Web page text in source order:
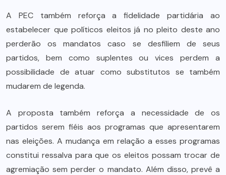
A PEC também reforça a fidelidade partidária ao
estabelecer que políticos eleitos já no pleito deste ano
perderão os mandatos caso se desfiliem de seus
partidos, bem como suplentes ou vices perdem a
possibilidade de atuar como substitutos se também
mudarem de legenda.
A proposta também reforça a necessidade de os
partidos serem fiéis aos programas que apresentarem
nas eleições. A mudança em relação a esses programas
constitui ressalva para que os eleitos possam trocar de
agremiação sem perder o mandato. Além disso, prevê a